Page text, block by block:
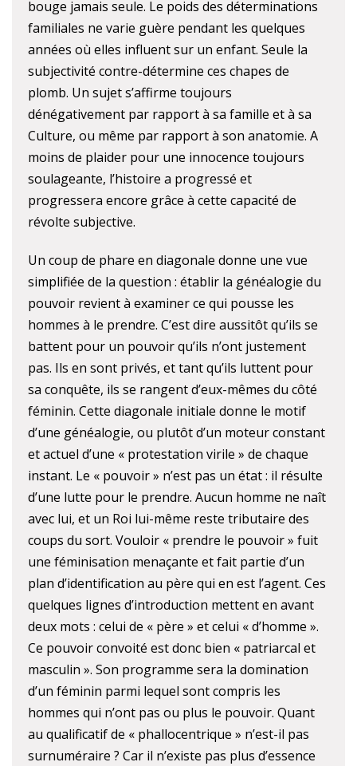
bouge jamais seule. Le poids des déterminations
familiales ne varie guère pendant les quelques
années où elles influent sur un enfant. Seule la
subjectivité contre-détermine ces chapes de
plomb. Un sujet s’affirme toujours
dénégativement par rapport à sa famille et à sa
Culture, ou même par rapport à son anatomie. A
moins de plaider pour une innocence toujours
soulageante, l’histoire a progressé et
progressera encore grâce à cette capacité de
révolte subjective.
Un coup de phare en diagonale donne une vue
simplifiée de la question : établir la généalogie du
pouvoir revient à examiner ce qui pousse les
hommes à le prendre. C’est dire aussitôt qu’ils se
battent pour un pouvoir qu’ils n’ont justement
pas. Ils en sont privés, et tant qu’ils luttent pour
sa conquête, ils se rangent d’eux-mêmes du côté
féminin. Cette diagonale initiale donne le motif
d’une généalogie, ou plutôt d’un moteur constant
et actuel d’une « protestation virile » de chaque
instant. Le « pouvoir » n’est pas un état : il résulte
d’une lutte pour le prendre. Aucun homme ne naît
avec lui, et un Roi lui-même reste tributaire des
coups du sort. Vouloir « prendre le pouvoir » fuit
une féminisation menaçante et fait partie d’un
plan d’identification au père qui en est l’agent. Ces
quelques lignes d’introduction mettent en avant
deux mots : celui de « père » et celui « d’homme ».
Ce pouvoir convoité est donc bien « patriarcal et
masculin ». Son programme sera la domination
d’un féminin parmi lequel sont compris les
hommes qui n’ont pas ou plus le pouvoir. Quant
au qualificatif de « phallocentrique » n’est-il pas
surnuméraire ? Car il n’existe pas plus d’essence